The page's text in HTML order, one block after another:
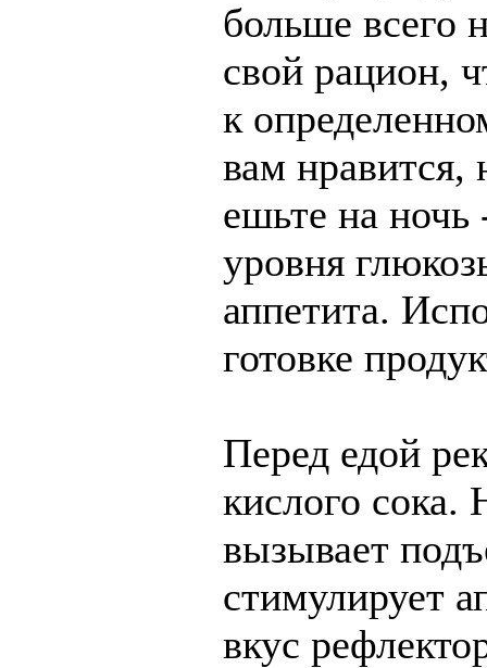
больше всего
свой рацион,
к
вам нравится,
ешьте на
уровня
аппетита.
готовке
Перед едой
кислого сока.
вызывает
стимулирует
вкус